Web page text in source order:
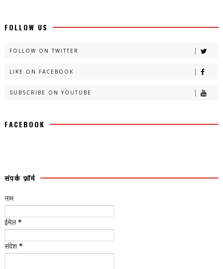
FOLLOW US
FOLLOW ON TWITTER
LIKE ON FACEBOOK
SUBSCRIBE ON YOUTUBE
FACEBOOK
संपर्क फ़ॉर्म
नाम
ईमेल*
संदेश *